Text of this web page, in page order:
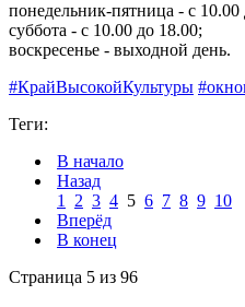
понедельник-пятница - с 10.00
суббота - с 10.00 до 18.00;
воскресенье - выходной день.
#КрайВысокойКультуры
Теги:
В начало
Назад
1 2 3 4 5 6 7 8 9 10
Вперёд
В конец
Страница 5 из 96